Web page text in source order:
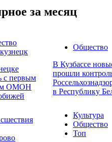
за месяц
с первым
ОМОН
Общество
В Кузбассе
прошли
в Республику
Культура
Общество
Топ